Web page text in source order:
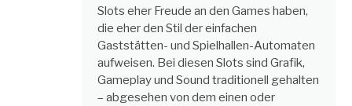
Slots eher Freude an den Games haben,
die eher den Stil der einfachen
Gaststätten- und Spielhallen-Automaten
aufweisen. Bei diesen Slots sind Grafik,
Gameplay und Sound traditionell gehalten
– abgesehen von dem einen oder